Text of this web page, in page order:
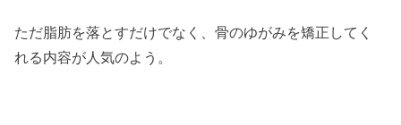
ただ脂肪を落とすだけでなく、骨のゆがみを矯正してく
れる内容が人気のよう。